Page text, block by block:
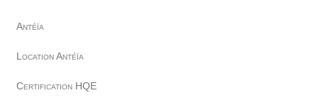
Antéïa
Location Antéïa
Certification HQE